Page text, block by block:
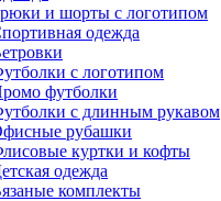
и шорты с логотипом
одежда
с логотипом
футболки
с длинным рукавом
рубашки
куртки и кофты
одежда
комплекты